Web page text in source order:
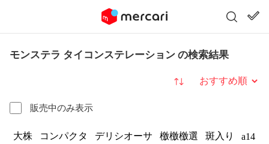
モンステラ タイコンステレーション の検索結果
販売中のみ表示
並び替え
大株 コンパクタ デリシオーサ 檄檄檄選 斑入り
a14